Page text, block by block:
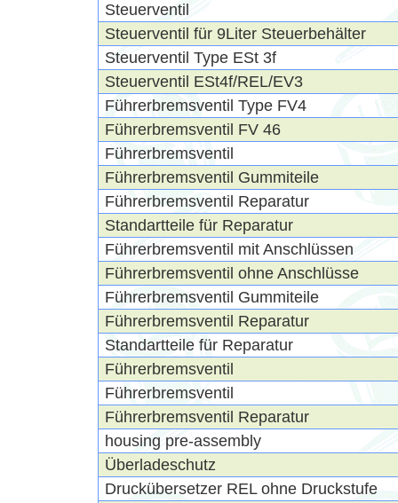
Steuerventil
Steuerventil für 9Liter Steuerbehälter
Steuerventil Type ESt 3f
Steuerventil ESt4f/REL/EV3
Führerbremsventil Type FV4
Führerbremsventil FV 46
Führerbremsventil
Führerbremsventil Gummiteile
Führerbremsventil Reparatur
Standartteile für Reparatur
Führerbremsventil mit Anschlüssen
Führerbremsventil ohne Anschlüsse
Führerbremsventil Gummiteile
Führerbremsventil Reparatur
Standartteile für Reparatur
Führerbremsventil
Führerbremsventil
Führerbremsventil Reparatur
housing pre-assembly
Überladeschutz
Druckübersetzer REL ohne Druckstufe